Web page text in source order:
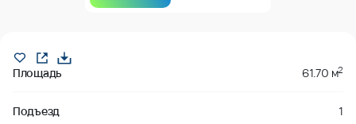
Площадь 61.70 м2
Подъезд 1